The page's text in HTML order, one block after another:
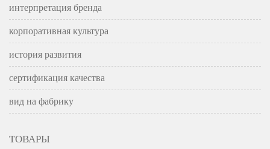
интерпретация бренда
корпоративная культура
история развития
сертификация качества
вид на фабрику
ТОВАРЫ